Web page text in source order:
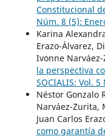
Constitucional
Núm. 8 (5):
Karina
Erazo-Álvarez,
Ivonne
la perspectiva
SOCIALIS: Vol.
Néstor Gonzalo
Narváez-Zurita,
Juan Carlos
como garantía